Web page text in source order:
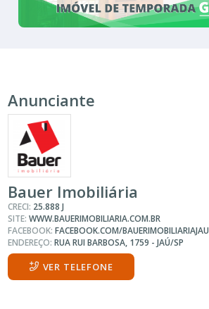
Anunciante
Bauer Imobiliária
CRECI: 25.888 J
SITE:WWW.BAUERIMOBILIARIA.COM.BR
FACEBOOK:FACEBOOK.COM/BAUERIMOBILIARIAJAU
ENDEREÇO:RUA RUI BARBOSA, 1759 - JAÚ/SP
VER TELEFONE